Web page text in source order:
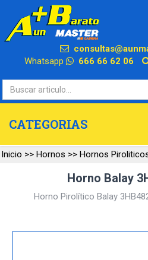
Whatsapp
666 66 62 06
CATEGORIAS
Inicio >> Hornos >> Hornos
Horno Balay
Horno Pirolítico Balay